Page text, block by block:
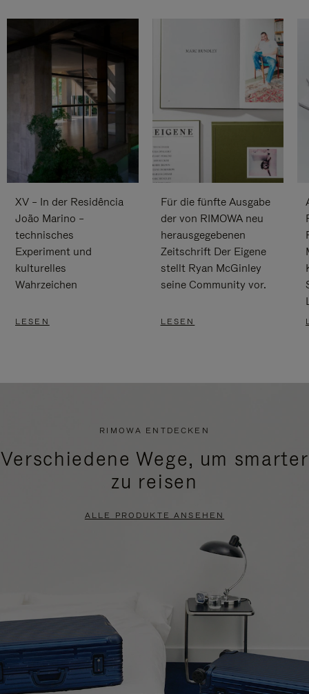
XV – In der Residência
João Marino –
technisches
Experiment und
kulturelles
Wahrzeichen
LESEN
Für die fünfte Ausgabe
der von RIMOWA neu
herausgegebenen
Zeitschrift Der Eigene
stellt Ryan McGinley
seine Community vor.
LESEN
RIMOWA ENTDECKEN
Verschiedene Wege, um smarter
zu reisen
ALLE PRODUKTE ANSEHEN